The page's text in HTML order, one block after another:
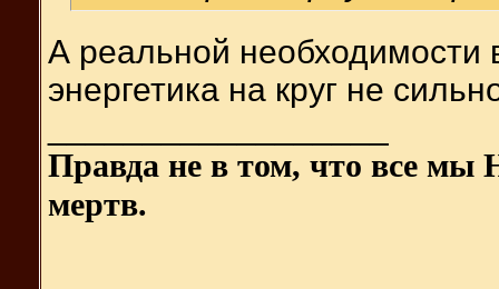
А реальной необходимости
энергетика на круг не
Правда не в том, что все мы
мертв.